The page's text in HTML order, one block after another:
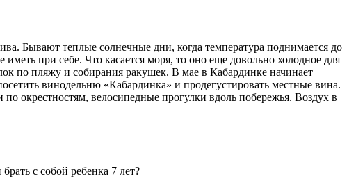
Бывают теплые солнечные дни, когда температура поднимается до
при себе. Что касается моря, то оно еще довольно холодное для
по пляжу и собирания ракушек. В мае в Кабардинке начинает
винодельню «Кабардинка» и продегустировать местные вина.
окрестностям, велосипедные прогулки вдоль побережья. Воздух в
с собой ребенка 7 лет?